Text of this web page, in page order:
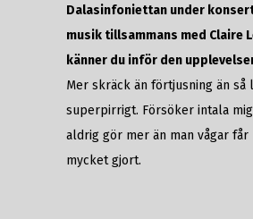
Dalasinfoniettan under
musik tillsammans med Claire
känner du inför den
Mer skräck än förtjusning än så
superpirrigt. Försöker intala
aldrig gör mer än man vågar får
mycket gjort.